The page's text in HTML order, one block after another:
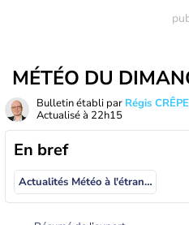
MÉTÉO DU
Bulletin établi par Régis
Actualisé à 22h15
En bref
Actualités Météo à l'étranger